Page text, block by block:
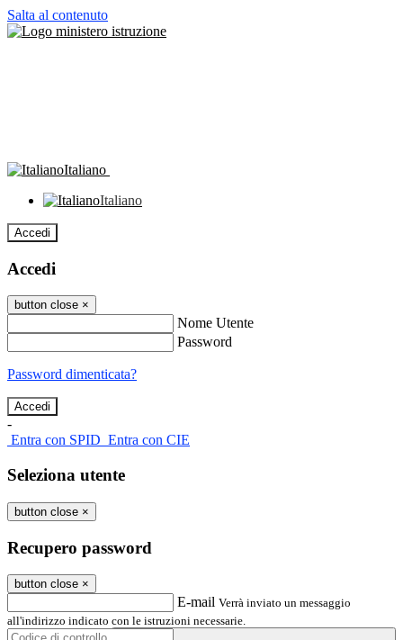
Salta al contenuto
Italiano
Italiano
Accedi
Accedi
button close ×
Nome Utente
Password
Password dimenticata?
-
Entra con SPID Entra con CIE
Seleziona utente
button close ×
Recupero password
button close ×
E-mail Verrà inviato un messaggio
all'indirizzo indicato con le istruzioni necessarie.